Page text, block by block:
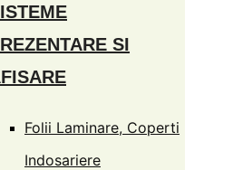
SI
Folii Laminare, Coperti
Indosariere